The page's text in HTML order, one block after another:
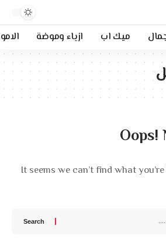
ميك اب ازياء وموضة
Oops!
It seems we can’t find what